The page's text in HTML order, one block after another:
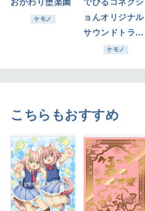
ケモノ
ョんオリジナル
サウンドトラッ
ケモノ
こちらもおすすめ